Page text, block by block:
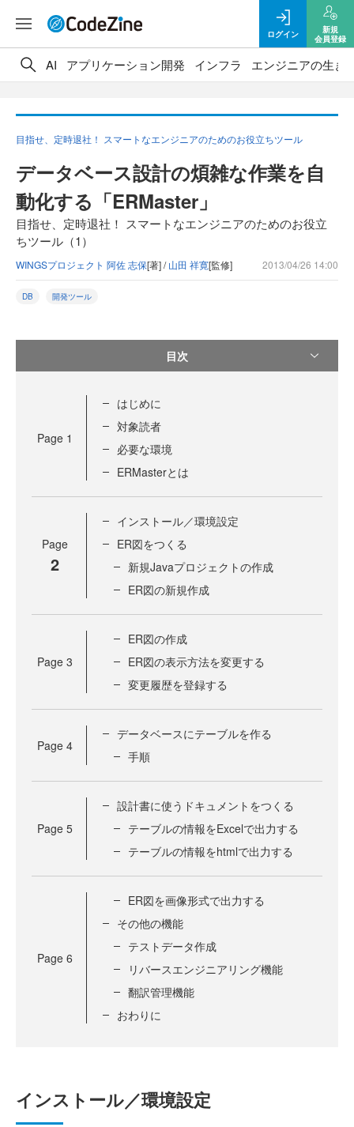
ログイン
新規
会員登録
AI アプリケーション開発 インフラ エンジニアの生き
目指せ、定時退社！ スマートなエンジニアのためのお役立ちツール
データベース設計の煩雑な作業を自
動化する「ERMaster」
目指せ、定時退社！ スマートなエンジニアのためのお役立
ちツール（1）
WINGSプロジェクト 阿佐 志保[著] /山田 祥寛[監修] 2013/04/26 14:00
DB 開発ツール
目次
Page 1
はじめに
対象読者
必要な環境
ERMasterとは
Page
2
インストール／環境設定
ER図をつくる
新規Javaプロジェクトの作成
ER図の新規作成
Page 3
ER図の作成
ER図の表示方法を変更する
変更履歴を登録する
Page 4
データベースにテーブルを作る
手順
Page 5
設計書に使うドキュメントをつくる
テーブルの情報をExcelで出力する
テーブルの情報をhtmlで出力する
Page 6
ER図を画像形式で出力する
その他の機能
テストデータ作成
リバースエンジニアリング機能
翻訳管理機能
おわりに
インストール／環境設定